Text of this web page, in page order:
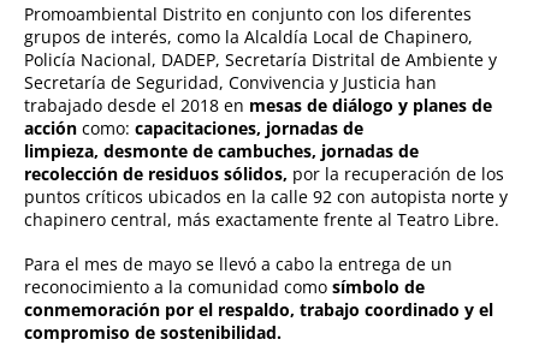
Promoambiental Distrito en conjunto con los diferentes
grupos de interés, como la Alcaldía Local de Chapinero,
Policía Nacional, DADEP, Secretaría Distrital de Ambiente y
Secretaría de Seguridad, Convivencia y Justicia han
trabajado desde el 2018 en mesas de diálogo y planes de
acción como: capacitaciones, jornadas de
limpieza, desmonte de cambuches, jornadas de
recolección de residuos sólidos, por la recuperación de los
puntos críticos ubicados en la calle 92 con autopista norte y
chapinero central, más exactamente frente al Teatro Libre.
Para el mes de mayo se llevó a cabo la entrega de un
reconocimiento a la comunidad como símbolo de
conmemoración por el respaldo, trabajo coordinado y el
compromiso de sostenibilidad.